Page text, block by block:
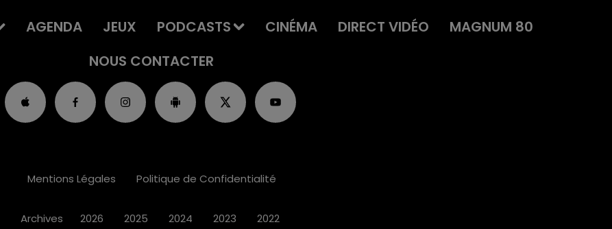
AGENDA JEUX PODCASTS CINÉMA DIRECT VIDÉO
MAGNUM 80
NOUS CONTACTER
Mentions Légales Politique de Confidentialité
Archives 2026 2025 2024 2023 2022